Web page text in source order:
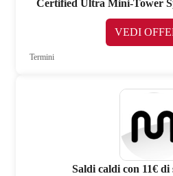
Certified Ultra Mini-Tower
VEDI
Termini
Saldi caldi con 11€ di